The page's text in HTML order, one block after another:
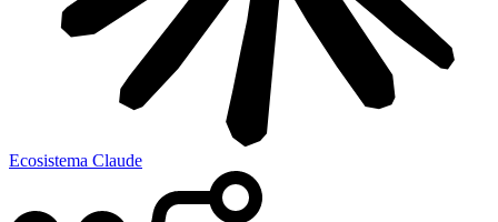
Ecosistema Claude